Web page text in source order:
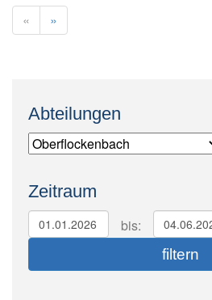
« »
Abteilungen
Zeitraum
bis: